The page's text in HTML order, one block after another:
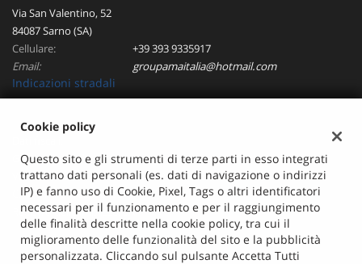
Via San Valentino, 52
84087 Sarno (SA)
Cellulare:
+39 393 9335917
Email:
groupamaitalia@hotmail.com
Indicazioni stradali
Group Ama Italia Srl
Via San Valentino, 52, Sarno (SA)
C.F/P.IVA:04962890655
Registro delle imprese:SA
Cookie policy
Questo sito e gli strumenti di terze parti in esso integrati
trattano dati personali (es. dati di navigazione o indirizzi
IP) e fanno uso di Cookie, Pixel, Tags o altri identificatori
necessari per il funzionamento e per il raggiungimento
delle finalità descritte nella cookie policy, tra cui il
miglioramento delle funzionalità del sito e la pubblicità
personalizzata. Cliccando sul pulsante Accetta Tutti